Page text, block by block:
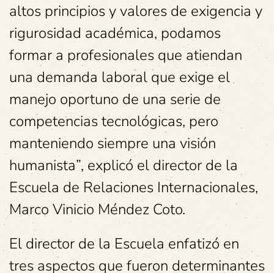
altos principios y valores de exigencia y
rigurosidad académica, podamos
formar a profesionales que atiendan
una demanda laboral que exige el
manejo oportuno de una serie de
competencias tecnológicas, pero
manteniendo siempre una visión
humanista”, explicó el director de la
Escuela de Relaciones Internacionales,
Marco Vinicio Méndez Coto.
El director de la Escuela enfatizó en
tres aspectos que fueron determinantes